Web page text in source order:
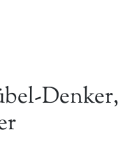
Denker,